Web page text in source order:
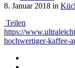
8. Januar 2018 in
Teilen
https://
hochwertiger-kaffee-